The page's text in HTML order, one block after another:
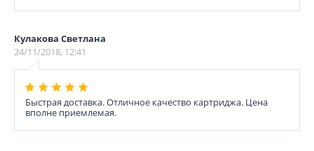
Кулакова Светлана
24/11/2018, 12:41
Быстрая доставка. Отличное качество картриджа. Цена
вполне приемлемая.